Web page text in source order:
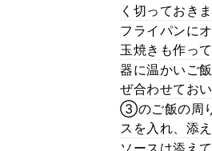
く切っておきま
フライパンに
玉焼きも作っ
器に温かいご
ぜ合わせてお
③のご飯の周
スを入れ、添
ソースは添え